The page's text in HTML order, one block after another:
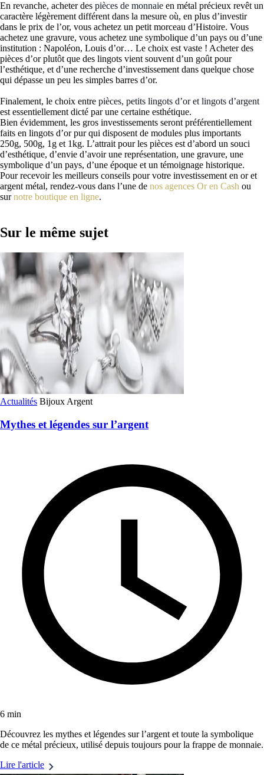
En revanche, acheter des pièces de monnaie en métal précieux revêt un
caractère légèrement différent dans la mesure où, en plus d’investir
dans le prix de l’or, vous achetez un petit morceau d’Histoire. Vous
achetez une gravure, vous achetez une symbolique d’un pays ou d’une
institution : Napoléon, Louis d’or… Le choix est vaste ! Acheter des
pièces d’or plutôt que des lingots vient souvent d’un goût pour
l’esthétique, et d’une recherche d’investissement dans quelque chose
qui dépasse un peu les simples barres d’or.
Finalement, le choix entre pièces, petits lingots d’or et lingots d’argent
est essentiellement dicté par une certaine esthétique.
Bien évidemment, les gros investissements seront préférentiellement
faits en lingots d’or pur qui disposent de modules plus importants
250g, 500g, 1g et 1kg. L’attrait pour les pièces est d’abord un souci
d’esthétique, d’envie d’avoir une représentation, une gravure, une
symbolique d’un pays, d’une époque et un témoignage historique.
Pour recevoir les meilleurs conseils pour votre investissement en or et
argent métal, rendez-vous dans l’une de nos agences Or en Cash ou
surnotre boutique en ligne.
Sur le même sujet
Actualités Bijoux Argent
Mythes et légendes sur l’argent
6 min
Découvrez les mythes et légendes sur l’argent et toute la symbolique
de ce métal précieux, utilisé depuis toujours pour la frappe de monnaie.
Lire l'article